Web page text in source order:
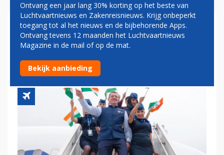
INDIGO VOERT EERSTE VERRE
VLUCHT UIT: GROTE STAP OP
WEG NAAR WERELDFAAM
Ontvang een jaar lang 30% korting op het beste van
Luchtvaartnieuws en Zakenreisnieuws. Krijg onbeperkt
toegang tot al het nieuws en de bijbehorende Apps.
Ontvang tevens 12 maanden het Luchtvaartnieuws
Magazine in de mail of op de mat.
Bekijk aanbieding